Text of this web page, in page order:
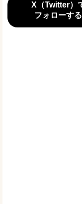
X（Twitter）
フォローする